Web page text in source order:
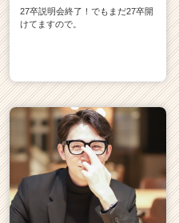
27卒説明会終了！でもまだ27卒開
けてますので。